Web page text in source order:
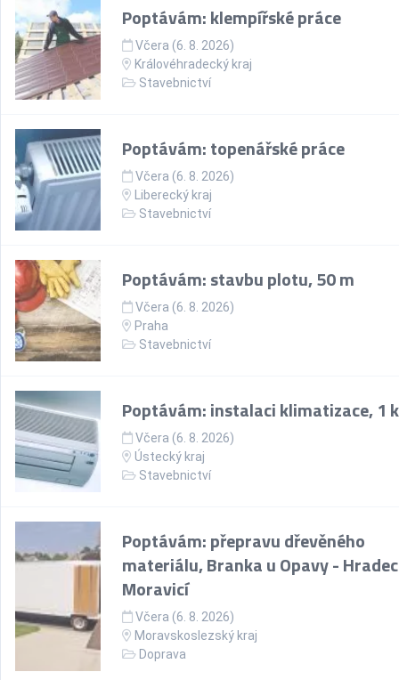
Poptávám: klempířské práce
Včera (6. 8. 2026)
Královéhradecký kraj
Stavebnictví
Poptávám: topenářské práce
Včera (6. 8. 2026)
Liberecký kraj
Stavebnictví
Poptávám: stavbu plotu, 50 m
Včera (6. 8. 2026)
Praha
Stavebnictví
Poptávám: instalaci klimatizace, 1
Včera (6. 8. 2026)
Ústecký kraj
Stavebnictví
Poptávám: přepravu dřevěného
materiálu, Branka u Opavy -
Moravicí
Včera (6. 8. 2026)
Moravskoslezský kraj
Doprava